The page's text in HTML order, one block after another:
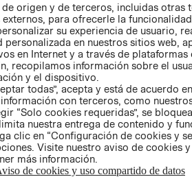
AVISO DE
PRIVACIDAD
GIFT CARD
AVISO DE
origen y de terceros, incluidas otras
para ofrecerle la
su experiencia de usuario,
en nuestros sitios web,
en Internet y a través de plataformas
recopilamos información sobre el
y el dispositivo.
todas”, acepta y está de acuerdo
con terceros, como
“Solo cookies requeridas”, se
nuestra entrega de contenido y
clic en “Configuración de cookies y
Visite nuestro aviso de cookies
más información.
de cookies y uso compartido de datos